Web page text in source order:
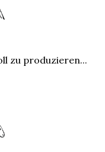
zu produzieren...